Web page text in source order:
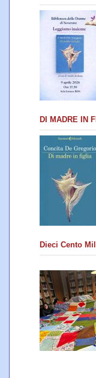
DI MADRE IN
Dieci Cento